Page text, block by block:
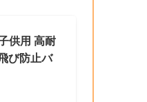
供用 高耐
び防止バ